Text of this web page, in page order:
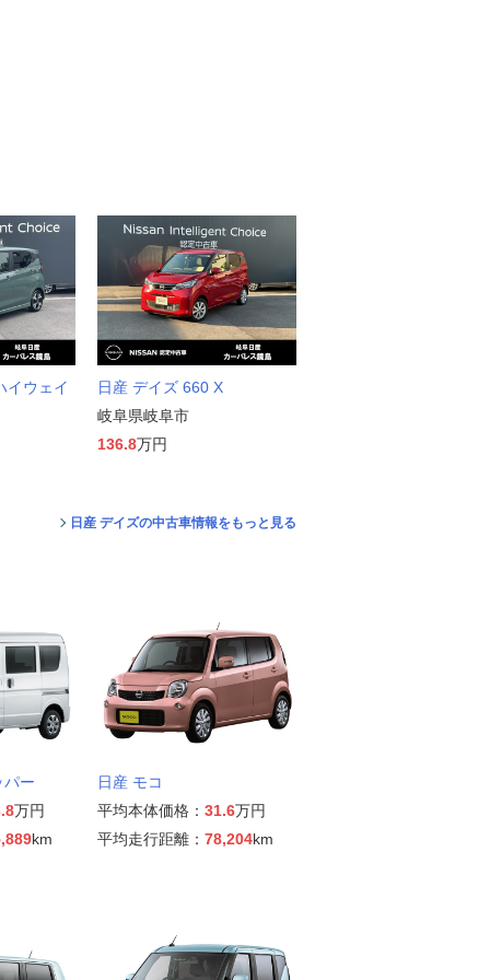
イウェイ
日産 デイズ 660 X
岐阜県岐阜市
136.8万円
日産 デイズの中古車情報をもっと見る
パー
万円
km
日産 モコ
平均本体価格： 31.6万円
平均走行距離： 78,204km